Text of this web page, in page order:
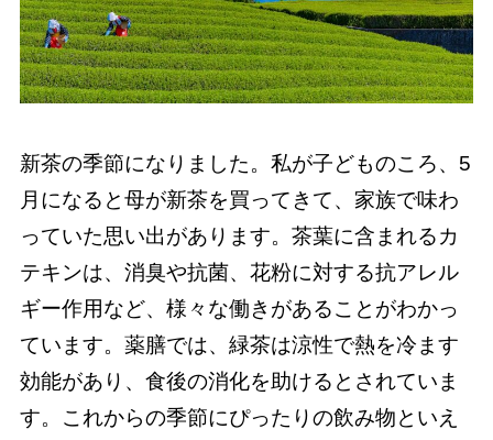
新茶の季節になりました。私が子どものころ、5
月になると母が新茶を買ってきて、家族で味わ
っていた思い出があります。茶葉に含まれるカ
テキンは、消臭や抗菌、花粉に対する抗アレル
ギー作用など、様々な働きがあることがわかっ
ています。薬膳では、緑茶は涼性で熱を冷ます
効能があり、食後の消化を助けるとされていま
す。これからの季節にぴったりの飲み物といえ